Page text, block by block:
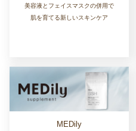
美容液とフェイスマスクの併用で
肌を育てる新しいスキンケア
MEDily